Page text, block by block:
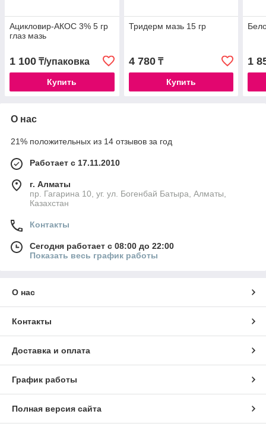
Ацикловир-АКОС 3% 5 гр
глаз мазь
1 100 ₸/упаковка
Купить
Тридерм мазь 15 гр
4 780₸
Купить
1
О нас
21% положительных из 14 отзывов за год
Работает с 17.11.2010
г. Алматы
пр. Гагарина 10, уг. ул. Богенбай Батыра, Алматы,
Казахстан
Контакты
Сегодня работает с 08:00 до 22:00
Показать весь график работы
О нас
Контакты
Доставка и оплата
График работы
Полная версия сайта